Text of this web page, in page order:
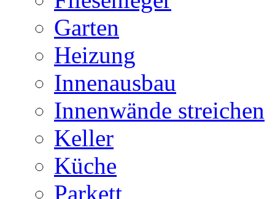
Garten
Heizung
Innenausbau
Innenwände streichen
Keller
Küche
Parkett